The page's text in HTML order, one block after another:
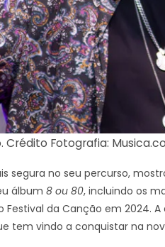
Crédito Fotografia:
segura no seu percurso,
álbum 8 ou 80, incluindo os
Festival da Canção em 2024.
tem vindo a conquistar na